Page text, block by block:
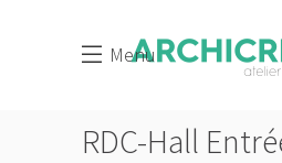
Menu
RDC-Hall